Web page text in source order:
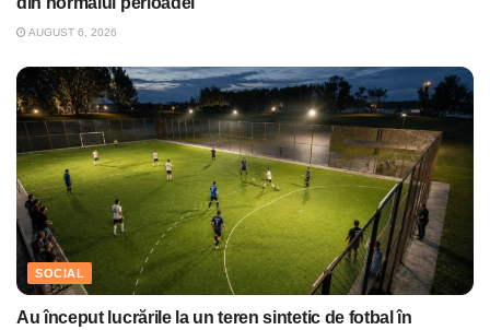
AUGUST 6, 2026
SOCIAL
Au început lucrările la un teren sintetic de fotbal în